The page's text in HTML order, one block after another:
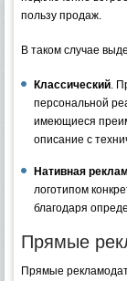
пользу продаж.
В таком случае
Классический.
персональной
имеющиеся
описание с
Нативная
логотипом
благодаря
Прямые
Прямые